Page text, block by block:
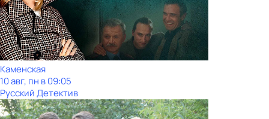
Каменская
10 авг, пн в 09:05
Русский Детектив